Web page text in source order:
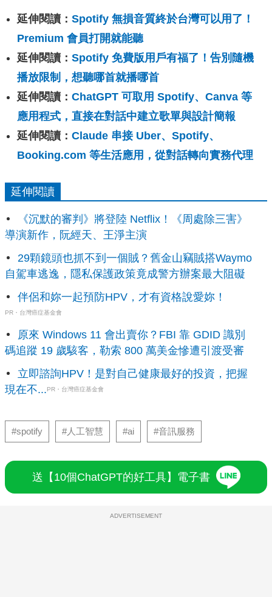
延伸閱讀： Spotify 無損音質終於台灣可以用了！
Premium 會員打開就能聽
延伸閱讀： Spotify 免費版用戶有福了！告別隨機
播放限制，想聽哪首就播哪首
延伸閱讀： ChatGPT 可取用 Spotify、Canva 等
應用程式，直接在對話中建立歌單與設計簡報
延伸閱讀： Claude 串接 Uber、Spotify、
Booking.com 等生活應用，從對話轉向實務代理
延伸閱讀
《沉默的審判》將登陸 Netflix！《周處除三害》
導演新作，阮經天、王淨主演
29顆鏡頭也抓不到一個賊？舊金山竊賊搭Waymo
自駕車逃逸，隱私保護政策竟成警方辦案最大阻礙
伴侶和妳一起預防HPV，才有資格說愛妳！
PR・台灣癌症基金會
原來 Windows 11 會出賣你？FBI 靠 GDID 識別
碼追蹤 19 歲駭客，勒索 800 萬美金慘遭引渡受審
立即諮詢HPV！是對自己健康最好的投資，把握
現在不...PR・台灣癌症基金會
#spotify #人工智慧 #ai #音訊服務
送【10個ChatGPT的好工具】電子書
ADVERTISEMENT